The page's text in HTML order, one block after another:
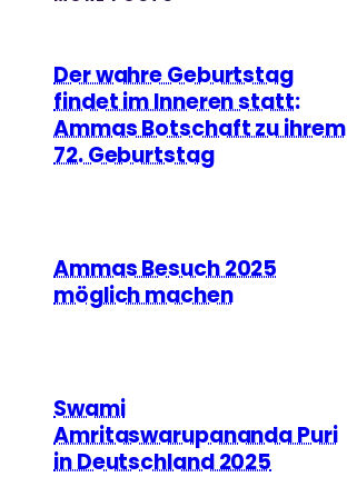
Der wahre Geburtstag
findet im Inneren statt:
Ammas Botschaft zu ihrem
72. Geburtstag
Ammas Besuch 2025
möglich machen
Swami
Amritaswarupananda Puri
in Deutschland 2025